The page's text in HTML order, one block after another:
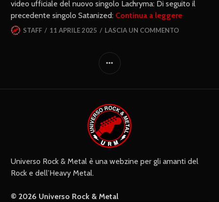
video ufficiale del nuovo singolo Lachryma: Di seguito il
precedente singolo Satanized: Continua a leggere
STAFF 11 APRILE 2025 LASCIA UN COMMENTO
Universo Rock & Metal è una webzine per gli amanti del
Rock e dell’Heavy Metal.
© 2026 Universo Rock & Metal